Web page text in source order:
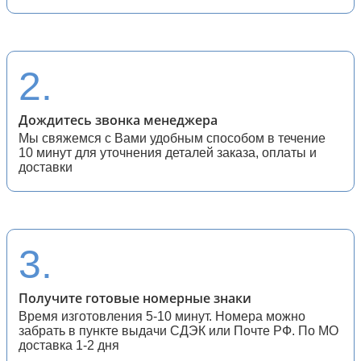
27 (спортивные квадратные)
2.
Дождитесь звонка менеджера
Мы свяжемся с Вами удобным способом в течение
10 минут для уточнения деталей заказа, оплаты и
доставки
3.
Получите готовые номерные знаки
Время изготовления 5-10 минут. Номера можно
забрать в пункте выдачи СДЭК или Почте РФ. По МО
доставка 1-2 дня